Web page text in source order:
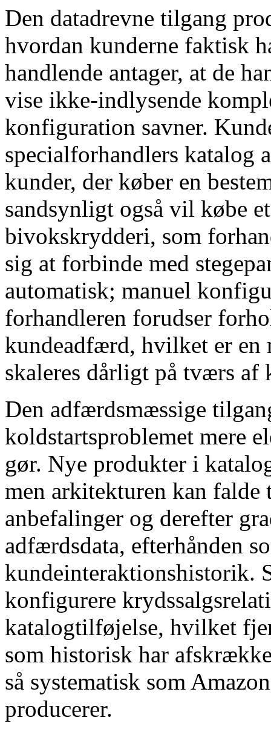
Den datadrevne tilgang
hvordan kunderne faktisk
handlende antager, at de
vise ikke-indlysende
konfiguration savner.
specialforhandlers katalog
kunder, der køber en
sandsynligt også vil købe
bivokskrydderi, som
sig at forbinde med
automatisk; manuel
forhandleren forudser
kundeadfærd, hvilket er en
skaleres dårligt på tværs af
Den adfærdsmæssige
koldstartsproblemet mere
gør. Nye produkter i
men arkitekturen kan falde
anbefalinger og derefter
adfærdsdata, efterhånden
kundeinteraktionshistorik.
konfigurere
katalogtilføjelse, hvilket
som historisk har
så systematisk som
producerer.